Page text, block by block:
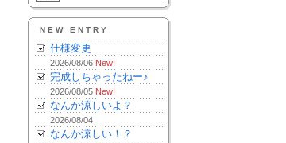
NEW ENTRY
仕様変更
2026/08/06 New!
完成しちゃったねー♪
2026/08/05 New!
なんか涼しいよ？
2026/08/04
なんか涼しい！？